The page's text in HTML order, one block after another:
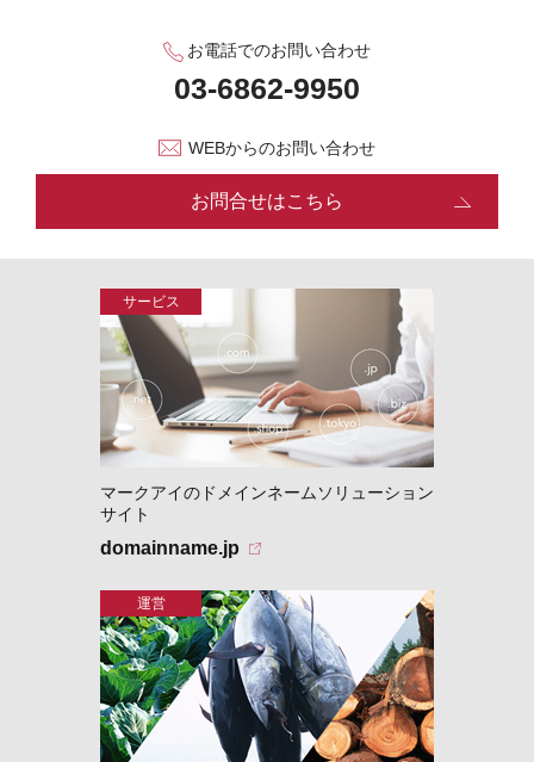
お電話でのお問い合わせ
WEBからのお問い合わせ
お問合せはこちら
マークアイのドメインネームソリューション
サイト
domainname.jp